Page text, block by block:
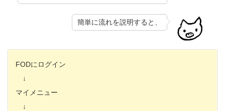
簡単に流れを説明すると、
FODにログイン
↓
マイメニュー
↓